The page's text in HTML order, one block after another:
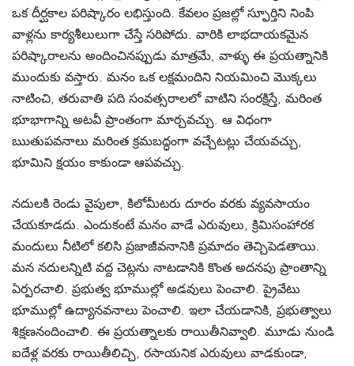
ఒక దీర్ఘకాల పరిష్కారం లభిస్తుంది. కేవలం ప్రజల్లో స్ఫూర్తిని నింపి
వాళ్లను కార్యశీలులుగా చేస్తే సరిపోదు. వారికి లాభదాయకమైన
పరిష్కారాలను అందించినప్పుడు మాత్రమే, వాళ్ళు ఈ ప్రయత్నానికి
ముందుకు వస్తారు. మనం ఒక లక్షమందిని నియమించి మొక్కలు
నాటించి, తరువాతి పది సంవత్సరాలలో వాటిని సంరక్షిస్తే, మరింత
భూభాగాన్ని అటవీ ప్రాంతంగా మార్చవచ్చు. ఆ విధంగా
ఋతుపవనాలు మరింత క్రమబద్ధంగా వచ్చేటట్లు చేయవచ్చు,
భూమిని క్షయం కాకుండా ఆపవచ్చు.
నదులకి రెండు వైపులా, కిలోమీటరు దూరం వరకు వ్యవసాయం
చేయకూడదు. ఎందుకంటే మనం వాడే ఎరువులు, క్రిమిసంహారక
మందులు నీటిలో కలిసి ప్రజాజీవనానికి ప్రమాదం తెచ్చిపెడతాయి.
మన నదులన్నిటి వద్ద చెట్లను నాటడానికి కొంత అదనపు ప్రాంతాన్ని
ఏర్పరచాలి. ప్రభుత్వ భూముల్లో అడవులు పెంచాలి. ప్రైవేటు
భూముల్లో ఉద్యానవనాలు పెంచాలి. ఇలా చేయడానికి, ప్రభుత్వాలు
శిక్షణనందించాలి. ఈ ప్రయత్నాలకు రాయితీనివ్వాలి. మూడు నుండి
ఐదేళ్ల వరకు రాయితీలిచ్చి, రసాయనిక ఎరువులు వాడకుండా,